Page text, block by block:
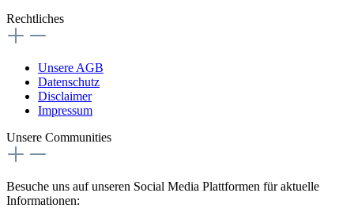
Rechtliches
Unsere AGB
Datenschutz
Disclaimer
Impressum
Unsere Communities
Besuche uns auf unseren Social Media Plattformen für aktuelle
Informationen: